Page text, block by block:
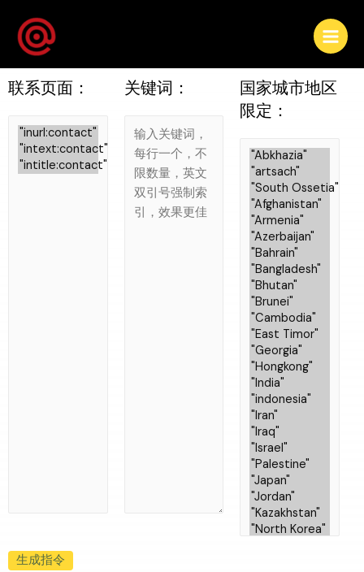
联系页面： 关键词：
国家城市地区
限定：
生成指令